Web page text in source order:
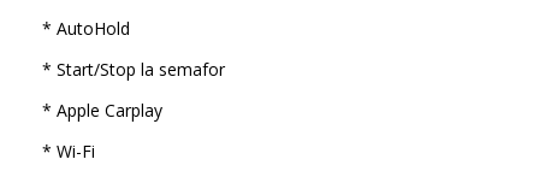
* AutoHold
* Start/Stop la semafor
* Apple Carplay
* Wi-Fi